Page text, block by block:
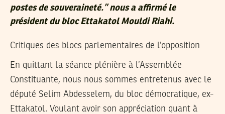
postes de souveraineté.” nous a affirmé le
président du bloc Ettakatol Mouldi Riahi.
Critiques des blocs parlementaires de l’opposition
En quittant la séance plénière à l’Assemblée
Constituante, nous nous sommes entretenus avec le
député Selim Abdesselem, du bloc démocratique, ex-
Ettakatol. Voulant avoir son appréciation quant à